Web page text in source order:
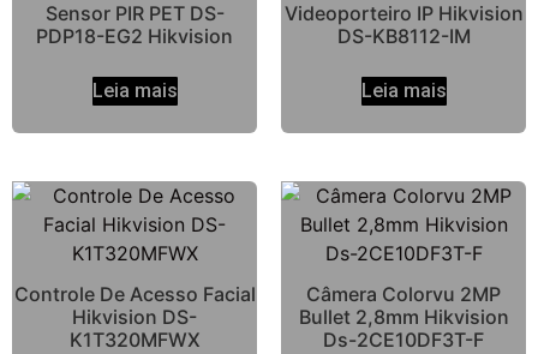
Sensor PIR PET DS-
PDP18-EG2 Hikvision
Leia mais
Videoporteiro IP Hikvision
DS-KB8112-IM
Leia mais
Controle De Acesso Facial
Hikvision DS-
K1T320MFWX
Câmera Colorvu 2MP
Bullet 2,8mm Hikvision
Ds-2CE10DF3T-F